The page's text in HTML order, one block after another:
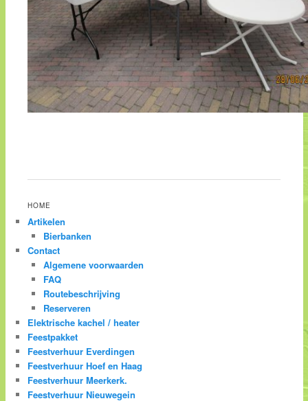
HOME
Artikelen
Bierbanken
Contact
Algemene voorwaarden
FAQ
Routebeschrijving
Reserveren
Elektrische kachel / heater
Feestpakket
Feestverhuur Everdingen
Feestverhuur Hoef en Haag
Feestverhuur Meerkerk.
Feestverhuur Nieuwegein